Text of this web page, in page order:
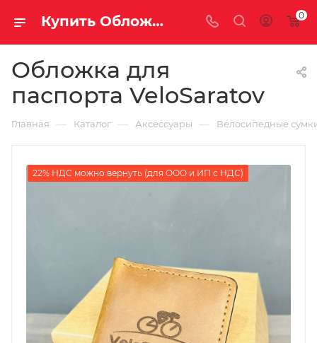
Купить Обложка для паспорта VeloSaratov за рублей, а со скидкой 0
Обложка для
паспорта VeloSaratov
Главная — Каталог — Аксессуары — Велосипедные
22% НДС можно вернуть (для ООО и ИП с НДС)